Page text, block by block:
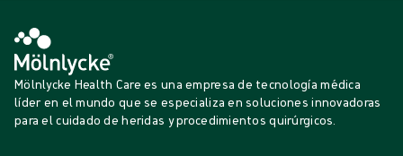
Mölnlycke Health Care es una empresa de tecnología médica
líder en el mundo que se especializa en soluciones innovadoras
para el cuidado de heridas y procedimientos quirúrgicos.